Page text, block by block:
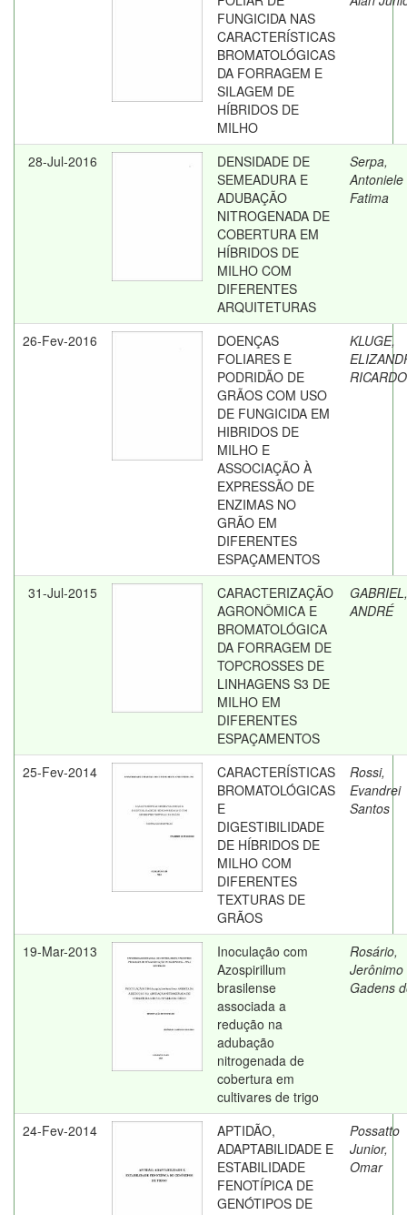
FUNGICIDA NAS
CARACTERÍSTICAS
BROMATOLÓGICAS
DA FORRAGEM E
SILAGEM DE
HÍBRIDOS DE
MILHO
28-Jul-2016
DENSIDADE DE
SEMEADURA E
ADUBAÇÃO
NITROGENADA DE
COBERTURA EM
HÍBRIDOS DE
MILHO COM
DIFERENTES
ARQUITETURAS
Serpa,
Antoniele
Fatima
26-Fev-2016
DOENÇAS
FOLIARES E
PODRIDÃO DE
GRÃOS COM USO
DE FUNGICIDA EM
HIBRIDOS DE
MILHO E
ASSOCIAÇÃO À
EXPRESSÃO DE
ENZIMAS NO
GRÃO EM
DIFERENTES
ESPAÇAMENTOS
KLUGE,
RICARDO
31-Jul-2015
CARACTERIZAÇÃO
AGRONÔMICA E
BROMATOLÓGICA
DA FORRAGEM DE
TOPCROSSES DE
LINHAGENS S3 DE
MILHO EM
DIFERENTES
ESPAÇAMENTOS
GABRIEL,
ANDRÉ
25-Fev-2014
CARACTERÍSTICAS
BROMATOLÓGICAS
E
DIGESTIBILIDADE
DE HÍBRIDOS DE
MILHO COM
DIFERENTES
TEXTURAS DE
GRÃOS
Rossi,
Evandrei
Santos
19-Mar-2013
Inoculação com
Azospirillum
brasilense
associada a
redução na
adubação
nitrogenada de
cobertura em
cultivares de trigo
Rosário,
Jerônimo
Gadens
24-Fev-2014
APTIDÃO,
ADAPTABILIDADE E
ESTABILIDADE
FENOTÍPICA DE
GENÓTIPOS DE
Possatto
Junior,
Omar